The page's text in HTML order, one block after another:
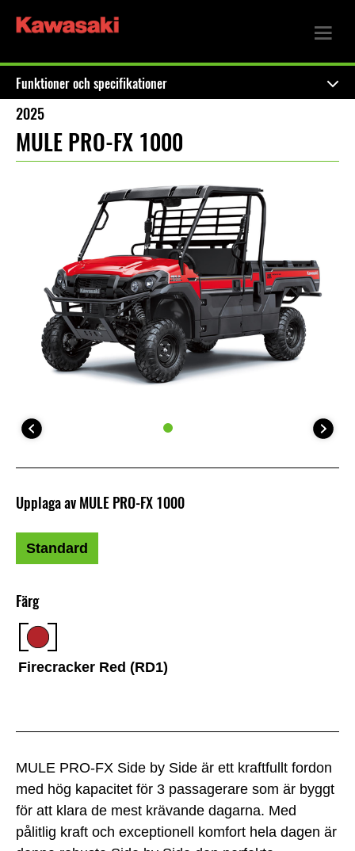
Funktioner och specifikationer
2025
MULE PRO-FX 1000
MULE PRO-FX Side by Side är ett kraftfullt fordon
med hög kapacitet för 3 passagerare som är byggt
för att klara de mest krävande dagarna. Med
pålitlig kraft och exceptionell komfort hela dagen är
Färg
Firecracker Red (RD1)
Upplaga av MULE PRO-FX 1000
Standard